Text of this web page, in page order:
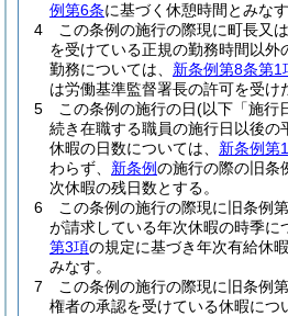
例第6条に基づく休憩時間とみなす
4
この条例の施行の際現に町長又
を受けている正規の勤務時間以外
勤務については、 新条例第8条第1
は労働基準監督署長の許可を受け
5
この条例の施行の日(以下「施行
続き在職する職員の施行日以後の
休暇の日数については、 新条例第
わらず、 新条例の施行の際の旧条
次休暇の残日数とする。
6
この条例の施行の際現に旧条例
が請求している年次休暇の時季に
第3項の規定に基づき年次有給休
みなす。
7
この条例の施行の際現に旧条例
権者の承認を受けている休暇につ